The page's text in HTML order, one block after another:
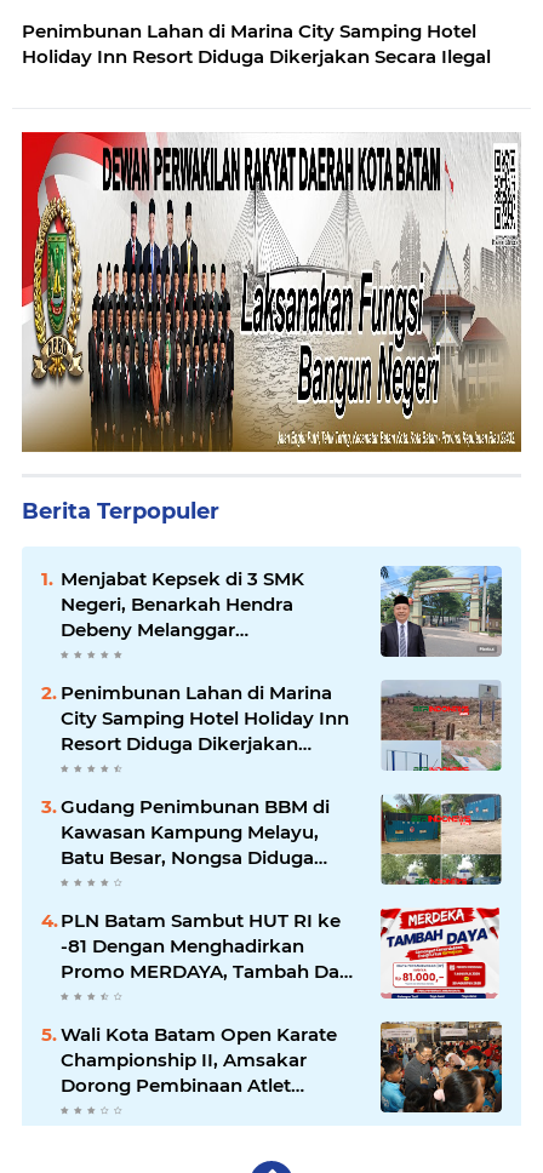
Penimbunan Lahan di Marina City Samping Hotel
Holiday Inn Resort Diduga Dikerjakan Secara Ilegal
Berita Terpopuler
Menjabat Kepsek di 3 SMK
Negeri, Benarkah Hendra
Debeny Melanggar
Permendikdasmen
Penimbunan Lahan di Marina
City Samping Hotel Holiday Inn
Resort Diduga Dikerjakan
Secara Ilegal
Gudang Penimbunan BBM di
Kawasan Kampung Melayu,
Batu Besar, Nongsa Diduga
Ilegal
PLN Batam Sambut HUT RI ke
-81 Dengan Menghadirkan
Promo MERDAYA, Tambah Daya
Listrik Cukup Rp81 Ribu
Wali Kota Batam Open Karate
Championship II, Amsakar
Dorong Pembinaan Atlet
melalui Kompetisi